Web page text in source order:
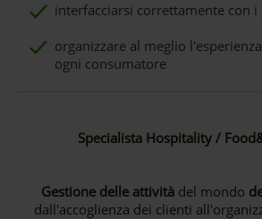
interfacciarsi correttamente con i
organizzare al meglio
ogni consumatore
Specialista Hospitality /
Gestione delle attività del mondo
dall'accoglienza dei clienti